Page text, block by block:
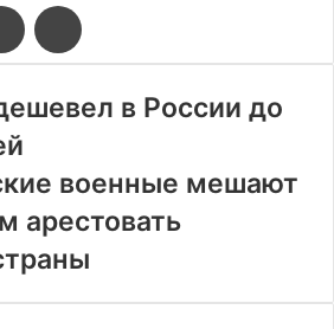
Поделиться
через
электронную
в России до
военные мешают
арестовать